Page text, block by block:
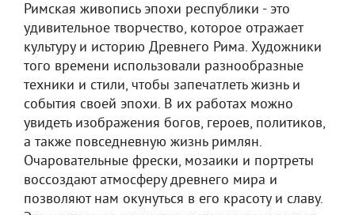
Римская живопись эпохи республики - это
удивительное творчество, которое отражает
культуру и историю Древнего Рима. Художники
того времени использовали разнообразные
техники и стили, чтобы запечатлеть жизнь и
события своей эпохи. В их работах можно
увидеть изображения богов, героев, политиков,
а также повседневную жизнь римлян.
Очаровательные фрески, мозаики и портреты
воссоздают атмосферу древнего мира и
позволяют нам окунуться в его красоту и славу.